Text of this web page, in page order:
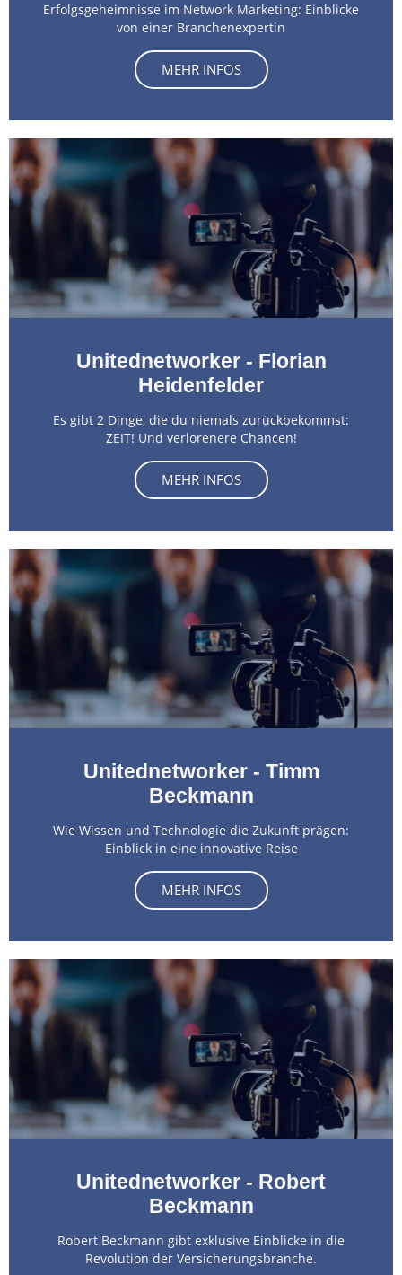
Erfolgsgeheimnisse im Network Marketing: Einblicke
von einer Branchenexpertin
MEHR INFOS
Unitednetworker - Florian
Heidenfelder
Es gibt 2 Dinge, die du niemals zurückbekommst:
ZEIT! Und verlorenere Chancen!
MEHR INFOS
Unitednetworker - Timm
Beckmann
Wie Wissen und Technologie die Zukunft prägen:
Einblick in eine innovative Reise
MEHR INFOS
Unitednetworker - Robert
Beckmann
Robert Beckmann gibt exklusive Einblicke in die
Revolution der Versicherungsbranche.